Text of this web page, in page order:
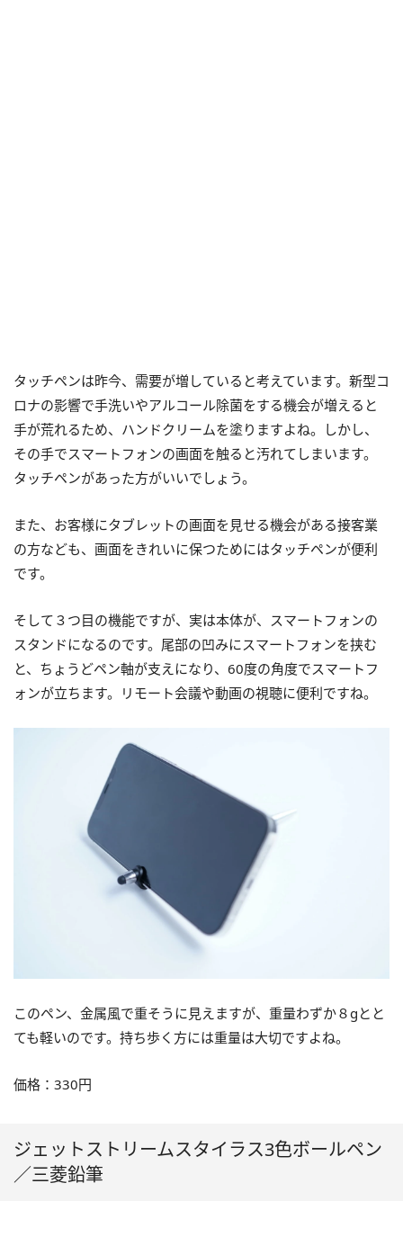
タッチペンは昨今、需要が増していると考えています。新型コ
ロナの影響で手洗いやアルコール除菌をする機会が増えると
手が荒れるため、ハンドクリームを塗りますよね。しかし、
その手でスマートフォンの画面を触ると汚れてしまいます。
タッチペンがあった方がいいでしょう。
また、お客様にタブレットの画面を見せる機会がある接客業
の方なども、画面をきれいに保つためにはタッチペンが便利
です。
そして３つ目の機能ですが、実は本体が、スマートフォンの
スタンドになるのです。尾部の凹みにスマートフォンを挟む
と、ちょうどペン軸が支えになり、60度の角度でスマートフ
ォンが立ちます。リモート会議や動画の視聴に便利ですね。
このペン、金属風で重そうに見えますが、重量わずか８gとと
ても軽いのです。持ち歩く方には重量は大切ですよね。
価格：330円
ジェットストリームスタイラス3色ボールペン
／三菱鉛筆